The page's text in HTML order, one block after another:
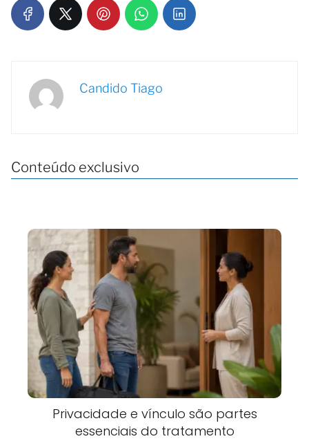
Candido Tiago
Conteúdo exclusivo
Privacidade e vínculo são partes
essenciais do tratamento